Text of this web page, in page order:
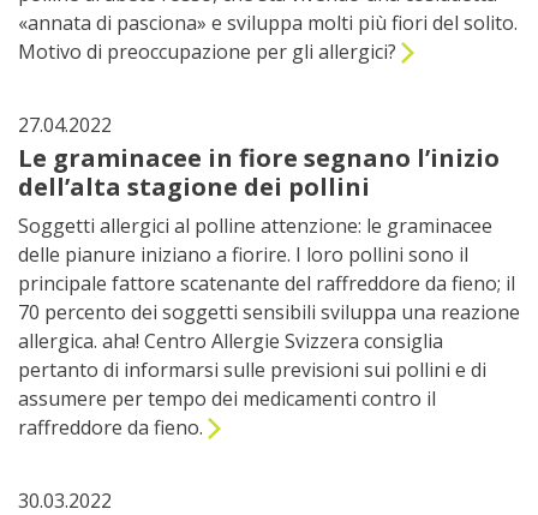
«annata di pasciona» e sviluppa molti più fiori del solito.
Motivo di preoccupazione per gli allergici?
27.04.2022
Le graminacee in fiore segnano l’inizio
dell’alta stagione dei pollini
Soggetti allergici al polline attenzione: le graminacee
delle pianure iniziano a fiorire. I loro pollini sono il
principale fattore scatenante del raffreddore da fieno; il
70 percento dei soggetti sensibili sviluppa una reazione
allergica. aha! Centro Allergie Svizzera consiglia
pertanto di informarsi sulle previsioni sui pollini e di
assumere per tempo dei medicamenti contro il
raffreddore da fieno.
30.03.2022